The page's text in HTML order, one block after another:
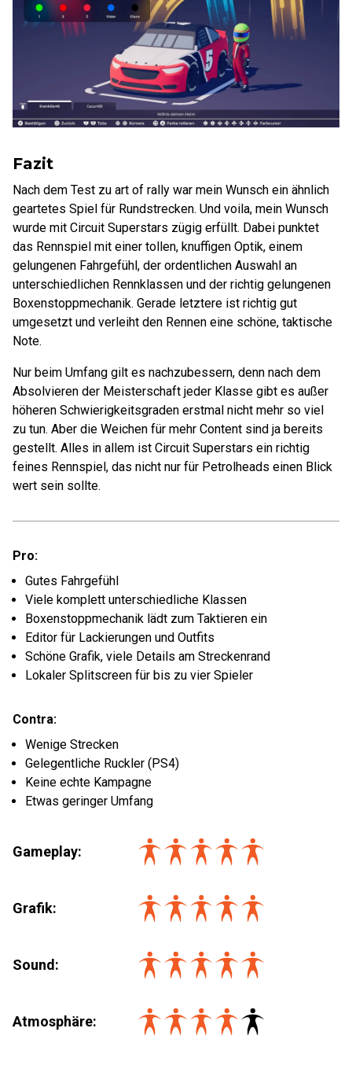
Fazit
Nach dem Test zu art of rally war mein Wunsch ein ähnlich
geartetes Spiel für Rundstrecken. Und voila, mein Wunsch
wurde mit Circuit Superstars zügig erfüllt. Dabei punktet
das Rennspiel mit einer tollen, knuffigen Optik, einem
gelungenen Fahrgefühl, der ordentlichen Auswahl an
unterschiedlichen Rennklassen und der richtig gelungenen
Boxenstoppmechanik. Gerade letztere ist richtig gut
umgesetzt und verleiht den Rennen eine schöne, taktische
Note.
Nur beim Umfang gilt es nachzubessern, denn nach dem
Absolvieren der Meisterschaft jeder Klasse gibt es außer
höheren Schwierigkeitsgraden erstmal nicht mehr so viel
zu tun. Aber die Weichen für mehr Content sind ja bereits
gestellt. Alles in allem ist Circuit Superstars ein richtig
feines Rennspiel, das nicht nur für Petrolheads einen Blick
wert sein sollte.
Pro:
Gutes Fahrgefühl
Viele komplett unterschiedliche Klassen
Boxenstoppmechanik lädt zum Taktieren ein
Editor für Lackierungen und Outfits
Schöne Grafik, viele Details am Streckenrand
Lokaler Splitscreen für bis zu vier Spieler
Contra:
Wenige Strecken
Gelegentliche Ruckler (PS4)
Keine echte Kampagne
Etwas geringer Umfang
Gameplay:
Grafik:
Sound:
Atmosphäre: